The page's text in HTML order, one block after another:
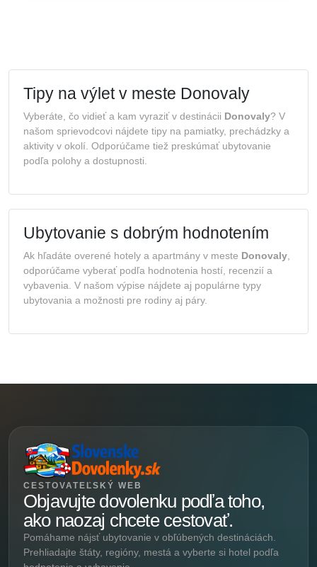
Tipy na výlet v meste Donovaly
Vyberáte, čo vidieť a kam vyraziť v destinácii Donovaly? V
našom sprievodcovi nájdete tipy na pamiatky, prechádzky a
aktivity v okolí. Odporúčame tiež preskúmať ubytovanie
podľa polohy a dostupnosti.
Ubytovanie s dobrým hodnotením
Ak hľadáte overené hotely a apartmány v meste Donovaly
odporúčame vyberať podľa hodnotenia hostí, recenzií a
vybavenia. V našom výpise nájdete aj populárne typy
ubytovania a možnosti pre rodiny aj páry.
CESTOVATEĽSKÝ WEB
Objavujte dovolenku podľa toho,
ako naozaj chcete cestovať.
Pomáhame nájsť ubytovanie v obľúbených destináciách.
Prehliadajte štáty, regióny, mestá a vyberte si hotel podľa